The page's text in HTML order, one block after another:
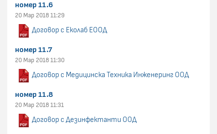
номер 11.6
20 Мар 2018 11:29
Договор с Еколаб ЕООД
номер 11.7
20 Мар 2018 11:30
Договор с Медицинска Техника Инженеринг ООД
номер 11.8
20 Мар 2018 11:31
Договор с Дезинфектанти ООД